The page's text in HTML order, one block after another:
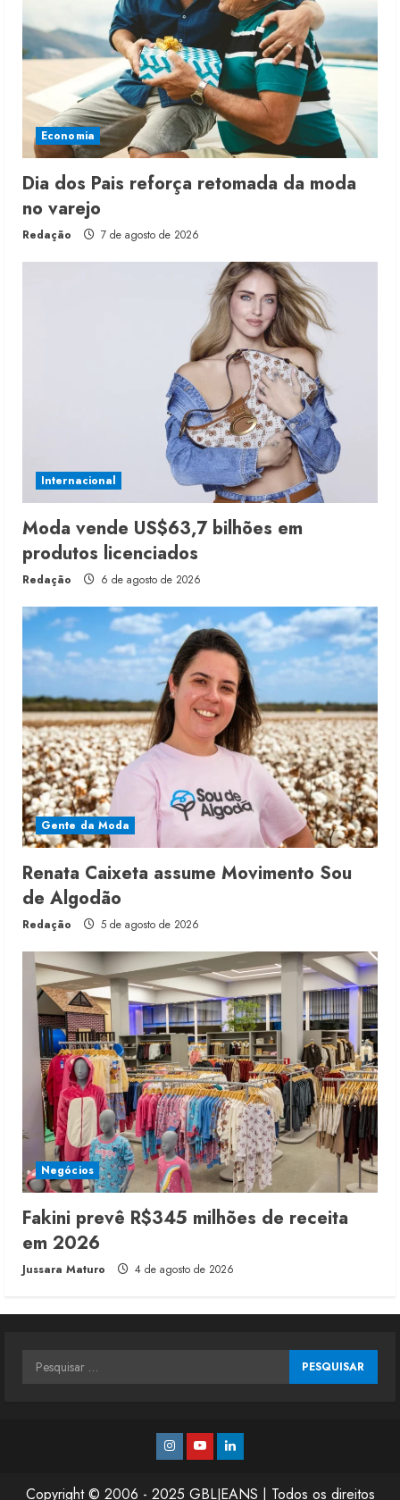
Economia
Dia dos Pais reforça retomada da moda
no varejo
Redação 7 de agosto de 2026
Internacional
Moda vende US$63,7 bilhões em
produtos licenciados
Redação 6 de agosto de 2026
Gente da Moda
Renata Caixeta assume Movimento Sou
de Algodão
Redação 5 de agosto de 2026
Negócios
Fakini prevê R$345 milhões de receita
em 2026
Jussara Maturo 4 de agosto de 2026
Pesquisar
Instagram
YoutubeLinkedin
Copyright © 2006 - 2025 GBLJEANS | Todos os direitos